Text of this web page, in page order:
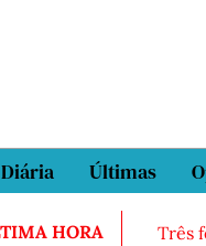
Últimas
HORA Três